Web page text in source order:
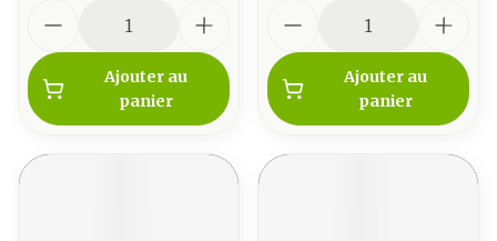
Ajouter au
panier
Ajouter au
panier